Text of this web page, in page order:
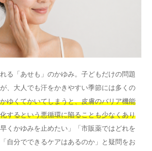
る「あせも」のかゆみ。子どもだけの問題
、大人でも汗をかきやすい季節には多くの
かゆくてかいてしまうと、皮膚のバリア機能
するという悪循環に陥ることも少なくあり
早くかゆみを止めたい」「市販薬ではどれを
自分でできるケアはあるのか」と疑問をお